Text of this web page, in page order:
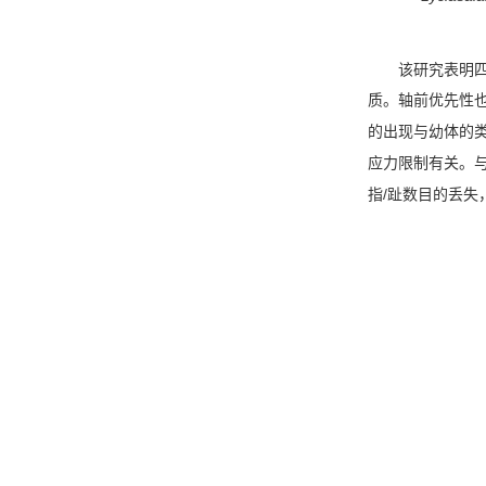
该研究表明
质。轴前优先性
的出现与幼体的
应力限制有关。
指/趾数目的丢失